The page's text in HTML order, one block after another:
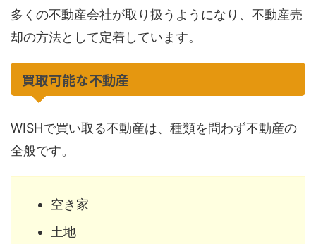
多くの不動産会社が取り扱うようになり、不動産売
却の方法として定着しています。
買取可能な不動産
WISHで買い取る不動産は、種類を問わず不動産の
全般です。
空き家
土地